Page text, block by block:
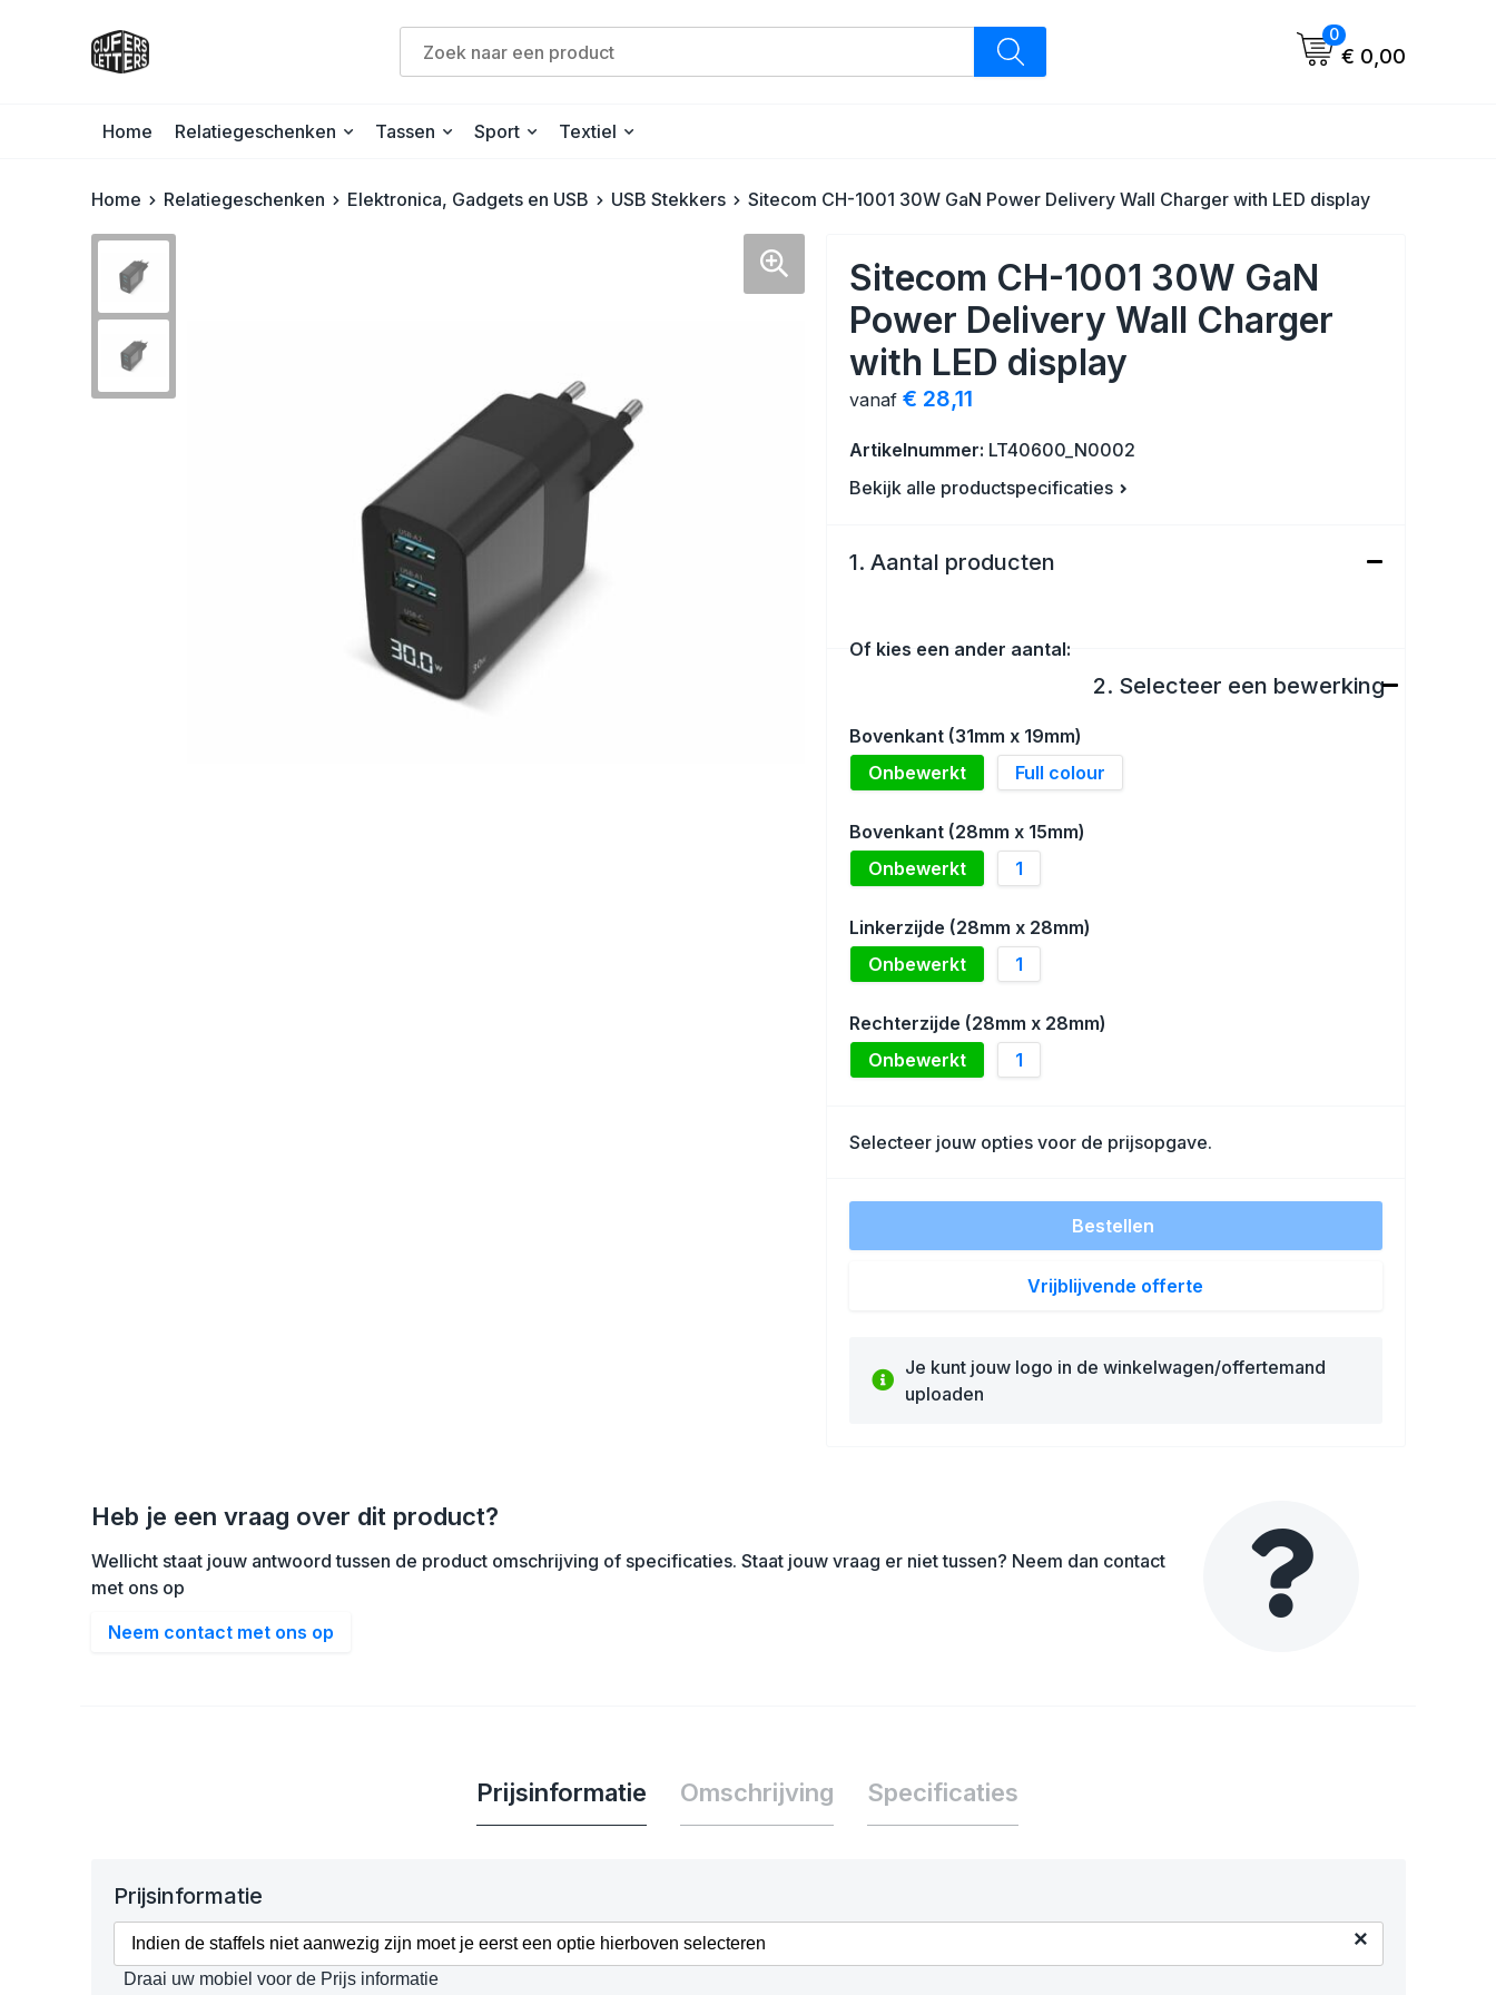
0
€ 0,00
Home Relatiegeschenken Tassen Sport Textiel
Home Relatiegeschenken Elektronica, Gadgets en USB USB Stekkers Sitecom CH-1001 30W GaN Power Delivery Wall Charger with LED display
Sitecom CH-1001 30W GaN
Power Delivery Wall Charger
with LED display
vanaf € 28,11
Artikelnummer: LT40600_N0002
Bekijk alle productspecificaties
1. Aantal producten
Of kies een ander aantal:
2. Selecteer een bewerking
Bovenkant (31mm x 19mm)
Onbewerkt
Full colour
Bovenkant (28mm x 15mm)
Onbewerkt
1
Linkerzijde (28mm x 28mm)
Onbewerkt
1
Rechterzijde (28mm x 28mm)
Onbewerkt
1
Selecteer jouw opties voor de prijsopgave.
Bestellen
Vrijblijvende offerte
Je kunt jouw logo in de winkelwagen/offertemand
uploaden
Heb je een vraag over dit product?
Wellicht staat jouw antwoord tussen de product omschrijving of specificaties. Staat jouw vraag er niet tussen? Neem dan contact
met ons op
Neem contact met ons op
Prijsinformatie Omschrijving Specificaties
Prijsinformatie
Indien de staffels niet aanwezig zijn moet je eerst een optie hierboven selecteren ×
Draai uw mobiel voor de Prijs informatie